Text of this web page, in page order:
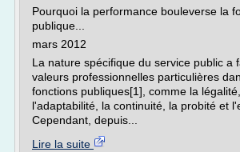
Pourquoi la performance bouleverse la
publique...
mars 2012
La nature spécifique du service public a
valeurs professionnelles particulières
fonctions publiques[1], comme la
l'adaptabilité, la continuité, la probité et
Cependant, depuis...
Lire la suite